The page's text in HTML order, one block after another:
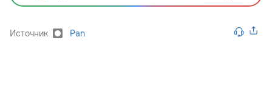
Источник Pan